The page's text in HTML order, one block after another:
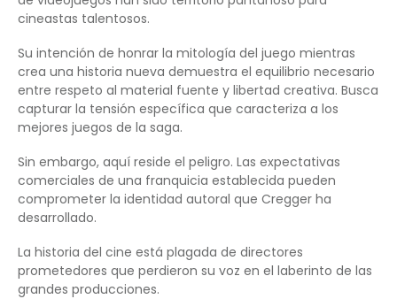
cineastas talentosos.
Su intención de honrar la mitología del juego mientras
crea una historia nueva demuestra el equilibrio necesario
entre respeto al material fuente y libertad creativa. Busca
capturar la tensión específica que caracteriza a los
mejores juegos de la saga.
Sin embargo, aquí reside el peligro. Las expectativas
comerciales de una franquicia establecida pueden
comprometer la identidad autoral que Cregger ha
desarrollado.
La historia del cine está plagada de directores
prometedores que perdieron su voz en el laberinto de las
grandes producciones.